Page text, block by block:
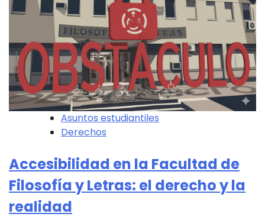
Asuntos estudiantiles
Derechos
Accesibilidad en la Facultad de
Filosofía y Letras: el derecho y la
realidad